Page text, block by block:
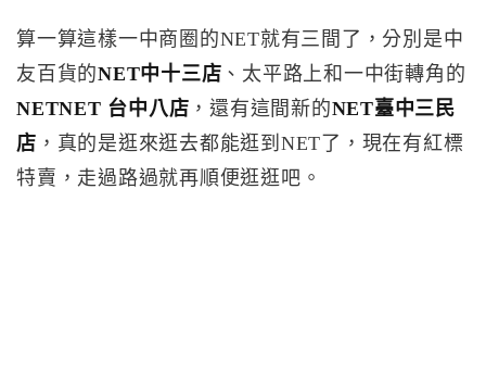
算一算這樣一中商圈的NET就有三間了，分別是中
友百貨的NET中十三店 、太平路上和一中街轉角的
NETNET 台中八店 ，還有這間新的NET臺中三民
店 ，真的是逛來逛去都能逛到NET了，現在有紅標
特賣，走過路過就再順便逛逛吧。